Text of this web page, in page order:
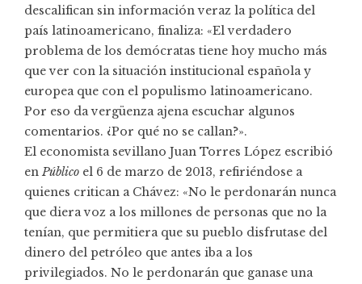
descalifican sin información veraz la política del
país latinoamericano, finaliza: «El verdadero
problema de los demócratas tiene hoy mucho más
que ver con la situación institucional española y
europea que con el populismo latinoamericano.
Por eso da vergüenza ajena escuchar algunos
comentarios. ¿Por qué no se callan?».
El economista sevillano Juan Torres López escribió
en Público el 6 de marzo de 2013, refiriéndose a
quienes critican a Chávez: «No le perdonarán nunca
que diera voz a los millones de personas que no la
tenían, que permitiera que su pueblo disfrutase del
dinero del petróleo que antes iba a los
privilegiados. No le perdonarán que ganase una